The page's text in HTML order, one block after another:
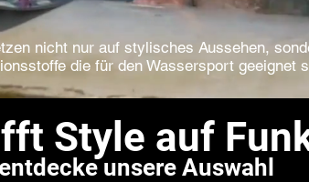
nicht nur auf stylisches Aussehen,
die für den Wassersport geeignet
Style auf
entdecke unsere Auswahl